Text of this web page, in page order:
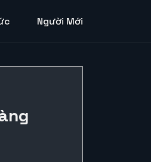
Người Mới